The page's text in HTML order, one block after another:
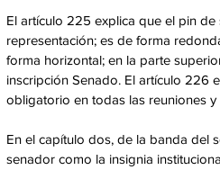
‎El artículo 225 explica que el pin
representación; es de forma
forma horizontal; en la parte
inscripción Senado. El artículo 226
obligatorio en todas las reuniones
‎En el capítulo dos, de la banda del
senador como la insignia